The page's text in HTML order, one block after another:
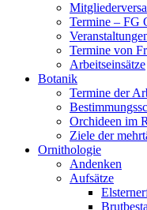
Termine – FG
Termine von
Arbeitseinsätze
Botanik
Termine der
Orchideen im
Ziele der
Ornithologie
Andenken
Aufsätze